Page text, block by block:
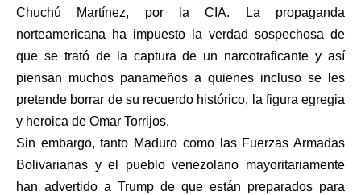
Chuchú Martínez, por la CIA. La propaganda
norteamericana ha impuesto la verdad sospechosa de
que se trató de la captura de un narcotraficante y así
piensan muchos panameños a quienes incluso se les
pretende borrar de su recuerdo histórico, la figura egregia
y heroica de Omar Torrijos.
Sin embargo, tanto Maduro como las Fuerzas Armadas
Bolivarianas y el pueblo venezolano mayoritariamente
han advertido a Trump de que están preparados para